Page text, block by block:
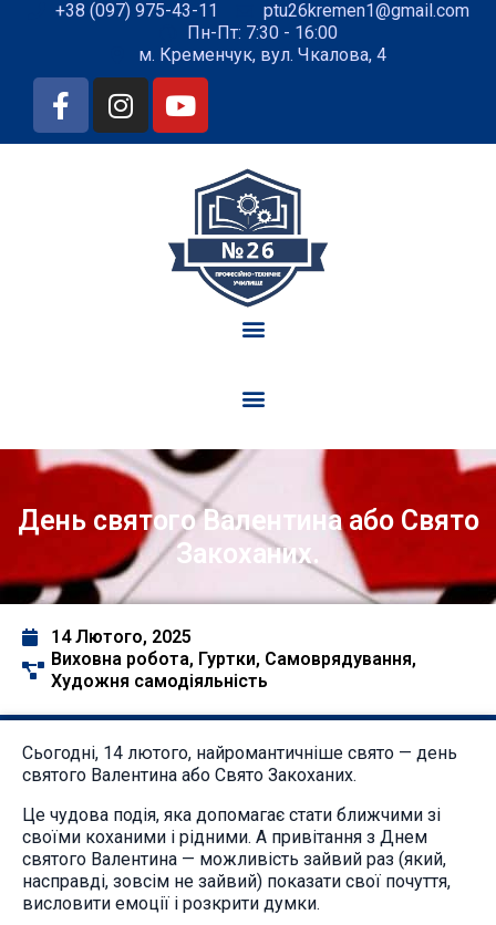
+38 (097) 975-43-11
ptu26kremen1@gmail.com
Пн-Пт: 7:30 - 16:00
м. Кременчук, вул. Чкалова, 4
День святого Валентина або Свято
Закоханих.
14 Лютого, 2025
Виховна робота, Гуртки, Самоврядування,
Художня самодіяльність
Сьогодні, 14 лютого, найромантичніше свято — день
святого Валентина або Свято Закоханих.
Це чудова подія, яка допомагає стати ближчими зі
своїми коханими і рідними. А привітання з Днем
святого Валентина — можливість зайвий раз (який,
насправді, зовсім не зайвий) показати свої почуття,
висловити емоції і розкрити думки.